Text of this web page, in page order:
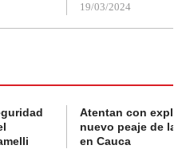
19/03/2024
Atentan con
nuevo peaje de la
en Cauca